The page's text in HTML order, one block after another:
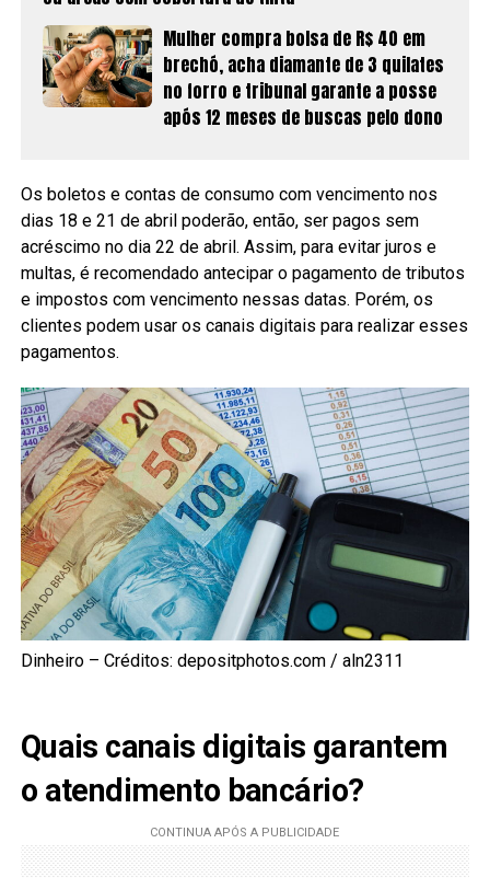
Mulher compra bolsa de R$ 40 em
brechó, acha diamante de 3 quilates
no forro e tribunal garante a posse
após 12 meses de buscas pelo dono
Os boletos e contas de consumo com vencimento nos
dias 18 e 21 de abril poderão, então, ser pagos sem
acréscimo no dia 22 de abril. Assim, para evitar juros e
multas, é recomendado antecipar o pagamento de tributos
e impostos com vencimento nessas datas. Porém, os
clientes podem usar os canais digitais para realizar esses
pagamentos.
Dinheiro – Créditos: depositphotos.com / aln2311
Quais canais digitais garantem
o atendimento bancário?